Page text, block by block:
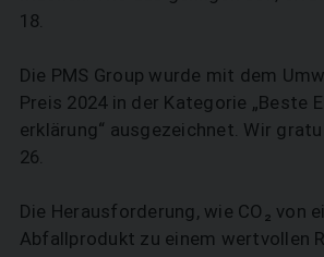
18.
Die PMS Group wurde mit dem
Preis 2024 in der Kategorie „Beste
erklärung“ ausgezeichnet. Wir
26.
Die Herausforderung, wie CO₂ von
Abfallprodukt zu einem wertvollen